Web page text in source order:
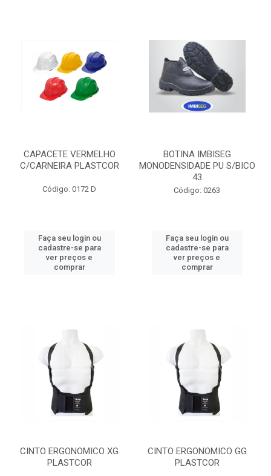
CAPACETE VERMELHO
C/CARNEIRA PLASTCOR
Código: 0172 D
Faça seu login ou
cadastre-se para
ver preços e
comprar
BOTINA IMBISEG
MONODENSIDADE PU S/BICO
43
Código: 0263
Faça seu login ou
cadastre-se para
ver preços e
comprar
CINTO ERGONOMICO XG
PLASTCOR
CINTO ERGONOMICO GG
PLASTCOR